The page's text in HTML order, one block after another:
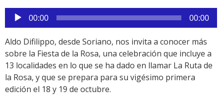
Reproductor
de
audio
00:00 00:00
Aldo Difilippo, desde Soriano, nos invita a conocer más
sobre la Fiesta de la Rosa, una celebración que incluye a
13 localidades en lo que se ha dado en llamar La Ruta de
la Rosa, y que se prepara para su vigésimo primera
edición el 18 y 19 de octubre.